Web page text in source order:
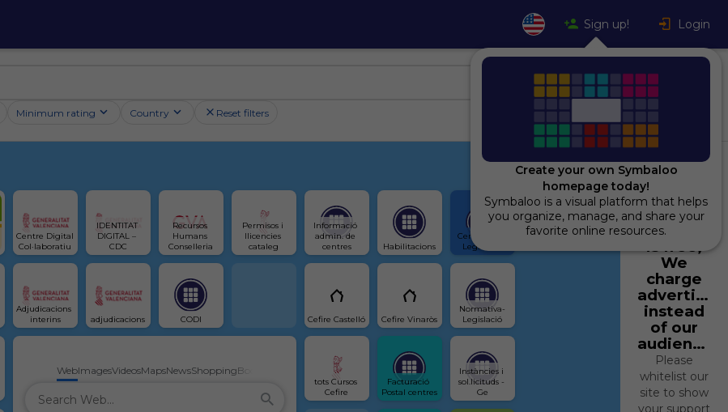
Sign up! Login
Minimum rating Country Reset filters
Centre Digital
Col·laboratiu
IDENTITAT
DIGITAL –
CDC
Recursos
Humans
Conselleria
Permisos i
llicencies
cataleg
Informació
admin. de
centres
Habilitacions
Cercador de
Legislació
Adjudicacions
interins
adjudicacions CODI Cefire Castelló Cefire Vinaròs
Normativa-
Legislació
WebImagesVideosMapsNewsShoppingBooks
tots Cursos
Cefire
Facturació
Postal centres
Instàncies i
sol.licituds -
Ge
Using
Symbaloo
is free,
We
charge
instead
of our
audience.
Please
whitelist our
site to show
your support
Create your own Symbaloo
homepage today!
Symbaloo is a visual platform that helps
you organize, manage, and share your
favorite online resources.